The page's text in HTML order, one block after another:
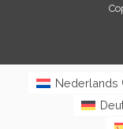
Nederlands